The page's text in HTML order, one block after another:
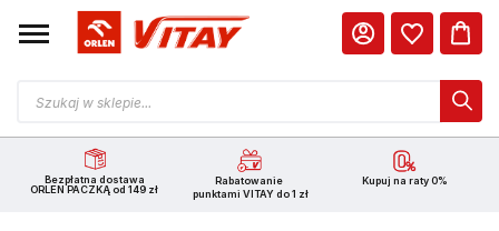
Bezpłatna dostawa
ORLEN PACZKĄ od 149 zł
Rabatowanie
punktami VITAY do 1 zł
Kupuj na raty 0%